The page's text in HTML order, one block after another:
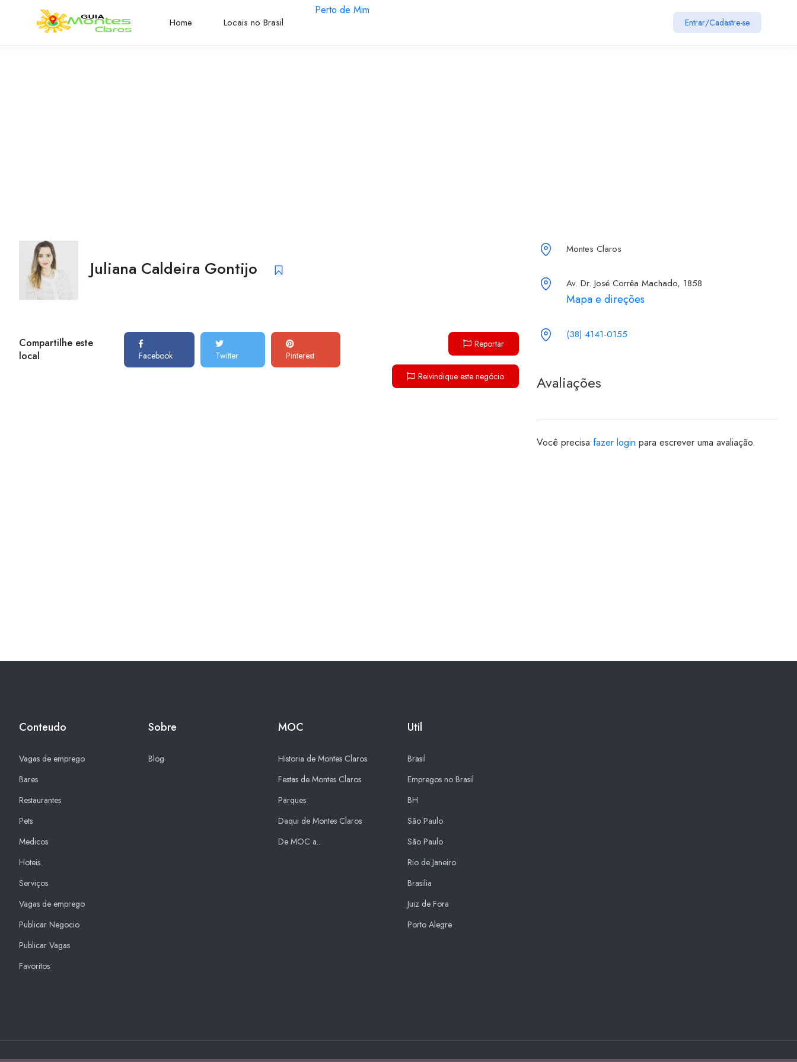
Home Locais no Brasil
Perto de Mim
Entrar/Cadastre-se
Juliana Caldeira Gontijo
Compartilhe este
local
Facebook Twitter Pinterest
Reportar
Reivindique este negócio
Montes Claros
Av. Dr. José Corrêa Machado, 1858
Mapa e direções
(38) 4141-0155
Avaliações
Você precisa fazer login para escrever uma avaliação.
Conteudo
Vagas de emprego
Bares
Restaurantes
Pets
Medicos
Hoteis
Serviços
Vagas de emprego
Publicar Negocio
Publicar Vagas
Favoritos
Sobre
Blog
MOC
Historia de Montes Claros
Festas de Montes Claros
Parques
Daqui de Montes Claros
De MOC a...
Util
Brasil
Empregos no Brasil
BH
São Paulo
São Paulo
Rio de Janeiro
Brasilia
Juiz de Fora
Porto Alegre